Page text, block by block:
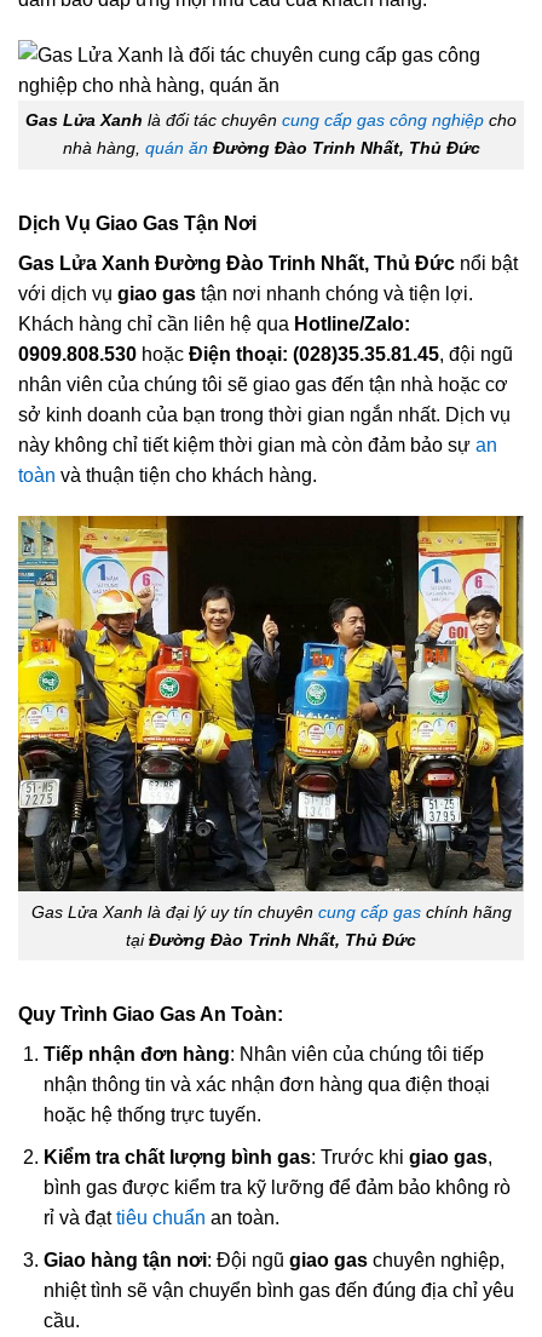
Gas Lửa Xanh là đối tác chuyên cung cấp gas công nghiệp cho
nhà hàng, quán ăn Đường Đào Trinh Nhất, Thủ Đức
Dịch Vụ Giao Gas Tận Nơi
Gas Lửa Xanh Đường Đào Trinh Nhất, Thủ Đức nổi bật
với dịch vụ giao gas tận nơi nhanh chóng và tiện lợi.
Khách hàng chỉ cần liên hệ qua Hotline/Zalo:
0909.808.530 hoặc Điện thoại: (028)35.35.81.45, đội ngũ
nhân viên của chúng tôi sẽ giao gas đến tận nhà hoặc cơ
sở kinh doanh của bạn trong thời gian ngắn nhất. Dịch vụ
này không chỉ tiết kiệm thời gian mà còn đảm bảo sự an
toàn và thuận tiện cho khách hàng.
Gas Lửa Xanh là đại lý uy tín chuyên cung cấp gaschính hãng
tạiĐường Đào Trinh Nhất, Thủ Đức
Quy Trình Giao Gas An Toàn:
Tiếp nhận đơn hàng: Nhân viên của chúng tôi tiếp
nhận thông tin và xác nhận đơn hàng qua điện thoại
hoặc hệ thống trực tuyến.
Kiểm tra chất lượng bình gas: Trước khi giao gas,
bình gas được kiểm tra kỹ lưỡng để đảm bảo không rò
rỉ và đạttiêu chuẩn an toàn.
Giao hàng tận nơi: Đội ngũ giao gaschuyên nghiệp,
nhiệt tình sẽ vận chuyển bình gas đến đúng địa chỉ yêu
cầu.